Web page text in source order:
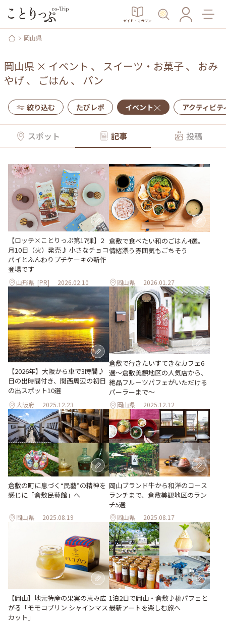
ガイド・マガジン
岡山県
岡山県 × イベント 、 スイーツ・お菓子、 おみ
やげ 、 ごはん 、 パン
絞り込む たびレポ イベント アクティビテ
スポット 記事 投稿
【ロッテ×ことりっぷ第17弾】2
月10日（火）発売♪ 小さなチョコ
パイとふんわりプチケーキの新作
登場です
山形県 [PR] 2026.02.10
倉敷で食べたい和のごはん4選。
情緒漂う雰囲気もごちそう
岡山県 2026.01.27
【2026年】大阪から車で3時間♪
日の出時間付き、関西周辺の初日
の出スポット10選
大阪府 2025.12.23
倉敷で行きたいすてきなカフェ6
選～倉敷美観地区の人気店から、
絶品フルーツパフェがいただける
パーラーまで～
岡山県 2025.12.12
倉敷の町に息づく“民藝”の精神を
感じに「倉敷民藝館」へ
岡山県 2025.08.19
岡山ブランド牛から和洋のコース
ランチまで、倉敷美観地区のラン
チ5選
岡山県 2025.08.17
【岡山】地元特産の果実の恵み広
がる「モモコプリン シャインマス
カット」
1泊2日で岡山・倉敷♪桃パフェと
最新アートを楽しむ旅へ